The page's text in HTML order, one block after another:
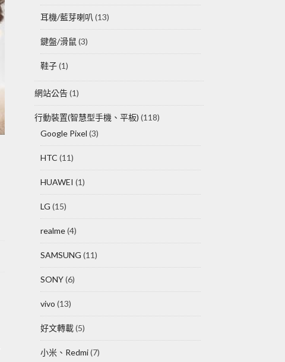
耳機/藍芽喇叭 (13)
鍵盤/滑鼠 (3)
鞋子(1)
網站公告(1)
行動裝置(智慧型手機、平板) (118)
Google Pixel (3)
HTC (11)
HUAWEI (1)
LG (15)
realme(4)
SAMSUNG (11)
SONY(6)
vivo (13)
好文轉載(5)
小米、Redmi(7)